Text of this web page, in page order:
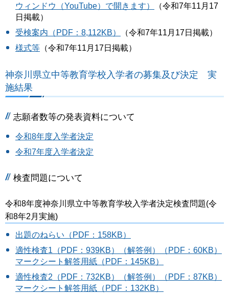
ウィンドウ（YouTube）で開きます）
（令和7年11月17
日掲載）
受検案内（PDF：8,112KB）
（令和7年11月17日掲載）
様式等 （令和7年11月17日掲載）
神奈川県立中等教育学校入学者の募集及び決定 実
施結果
志願者数等の発表資料について
令和8年度入学者決定
令和7年度入学者決定
検査問題について
令和8年度神奈川県立中等教育学校入学者決定検査問題(令
和8年2月実施)
出題のねらい（PDF：158KB）
適性検査1（PDF：939KB）
（解答例）（PDF：60KB）
マークシート解答用紙（PDF：145KB）
適性検査2（PDF：732KB）
（解答例）（PDF：87KB）
マークシート解答用紙（PDF：132KB）